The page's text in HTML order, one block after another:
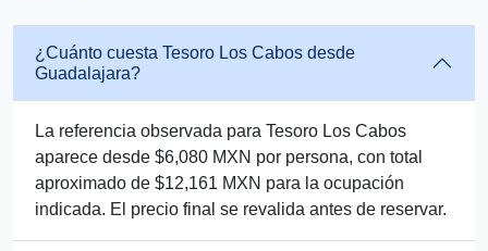
¿Cuánto cuesta Tesoro Los Cabos desde
Guadalajara?
La referencia observada para Tesoro Los Cabos
aparece desde $6,080 MXN por persona, con total
aproximado de $12,161 MXN para la ocupación
indicada. El precio final se revalida antes de reservar.